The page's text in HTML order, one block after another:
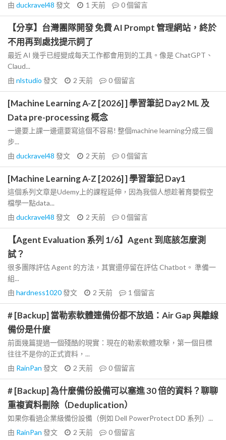
由 duckravel48 發文 1 天前 0個留言
【分享】台灣團隊開發 免費 AI Prompt 管理網站，終於
不用再到處找提示詞了
最近 AI 幾乎已經變成每天工作都會用到的工具。像是 ChatGPT、
Claud...
由 nlstudio 發文 2 天前 0個留言
[Machine Learning A-Z [2026] ] 學習筆記 Day2 ML 及
Data pre-processing 概念
一邊要上課一邊還要寫這個不容易! 整個machine learning分成三個
步...
由 duckravel48 發文 2 天前 0個留言
[Machine Learning A-Z [2026] ] 學習筆記 Day1
這個系列文章是Udemy上的課程延伸，因為我個人想趁著育嬰假空
檔學一點data...
由 duckravel48 發文 2 天前 0個留言
【Agent Evaluation 系列 1/6】Agent 到底該怎麼測
試？
很多團隊評估 Agent 的方法，其實還停留在評估 Chatbot。 準備一
組...
由 hardness1020發文 2 天前 1 個留言
# [Backup] 當勒索軟體連備份都不放過：Air Gap 與離線
備份是什麼
前面幾篇提過一個殘酷的現實：現在的勒索軟體攻擊，第一個目標
往往不是你的正式資料，...
由 RainPan 發文 2 天前 0個留言
# [Backup] 為什麼備份設備可以塞進 30 倍的資料？聊聊
重複資料刪除（Deduplication）
如果你看過企業級備份設備（例如 Dell PowerProtect DD 系列）...
由 RainPan 發文 2 天前 0個留言